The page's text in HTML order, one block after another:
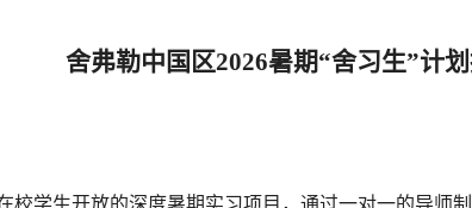
舍弗勒中国区2026暑期“舍习生”计